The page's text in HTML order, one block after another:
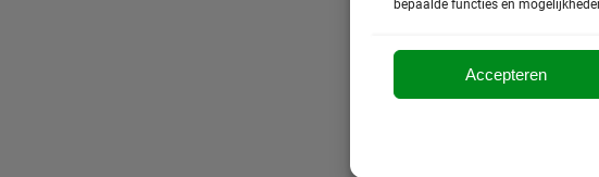
bepaalde functies en
Accepteren
uit de
ingezet.
GGD